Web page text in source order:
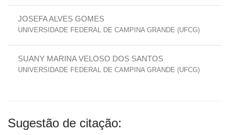
JOSEFA ALVES GOMES
UNIVERSIDADE FEDERAL DE CAMPINA GRANDE (UFCG)
SUANY MARINA VELOSO DOS SANTOS
UNIVERSIDADE FEDERAL DE CAMPINA GRANDE (UFCG)
Sugestão de citação: